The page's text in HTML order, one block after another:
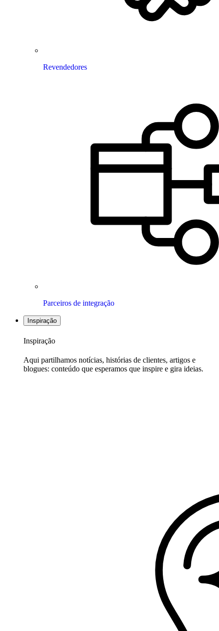
Revendedores
Parceiros de integração
Inspiração
Inspiração
Aqui partilhamos notícias, histórias de clientes, artigos e
blogues: conteúdo que esperamos que inspire e gira ideias.